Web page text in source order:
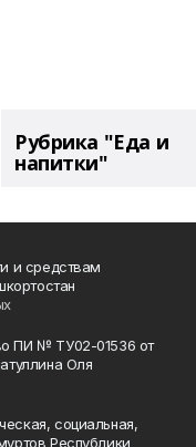
Рубрика "Еда и
напитки"
и средствам
ПИ № ТУ02-01536 от
Оля
социальная,
Республики